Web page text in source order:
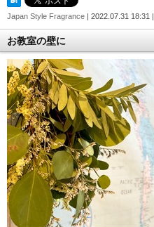
Japan Style Fragrance | 2022.07.31 18:31 |
お教室の壁に